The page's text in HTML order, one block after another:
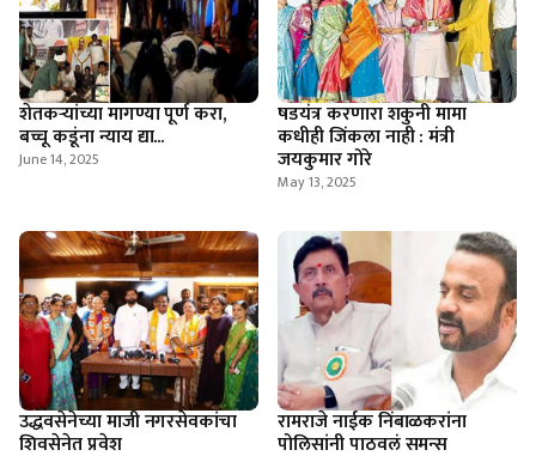
शेतकऱ्यांच्या मागण्या पूर्ण करा,
बच्चू कडूंना न्याय द्या...
June 14, 2025
षडयंत्र करणारा शकुनी मामा
कधीही जिंकला नाही : मंत्री
जयकुमार गोरे
May 13, 2025
उद्धवसेनेच्या माजी नगरसेवकांचा
शिवसेनेत प्रवेश
रामराजे नाईक निंबाळकरांना
पोलिसांनी पाठवलं समन्स